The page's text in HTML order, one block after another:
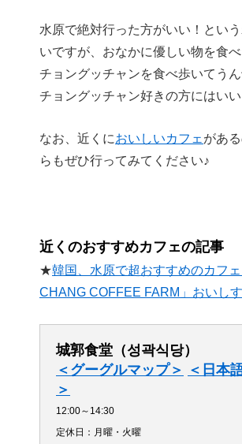
水原で絶対行った方がいい！とい
いですが、おなかに優しい物を食べ
チョングッチャンを食べ歩いてう
チョングッチャン好きの方にはい
なお、近くにおいしいカフェ があ
らもぜひ行ってみてください♪
近くのおすすめカフェの記事
★韓国、水原で超おすすめのカフェ
CHANG COFFEE FARM」おいし
城郭食堂（성곽식당）
＜グーグルマップ＞ ＜日本
＞
12:00～14:30
定休日：月曜・火曜